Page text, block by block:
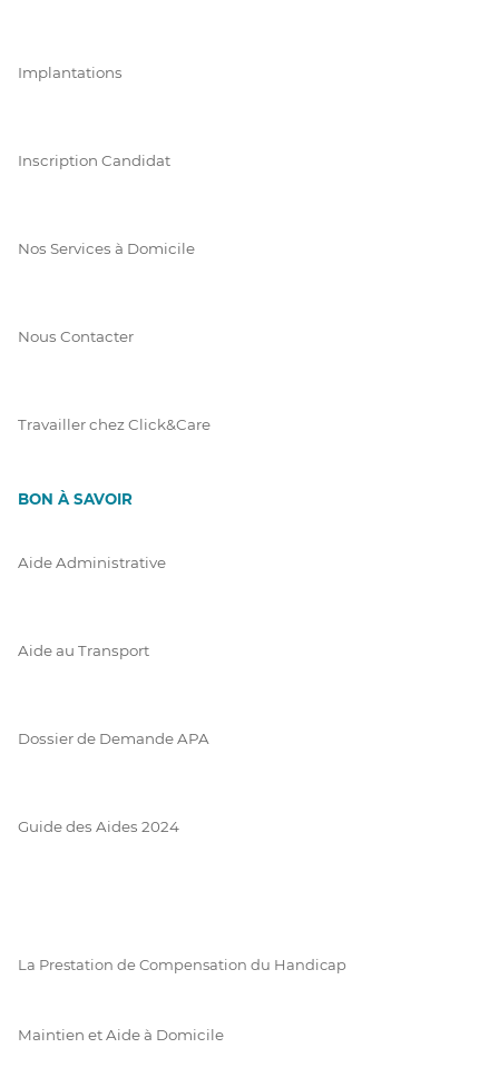
Implantations
Inscription Candidat
Nos Services à Domicile
Nous Contacter
Travailler chez Click&Care
BON À SAVOIR
Aide Administrative
Aide au Transport
Dossier de Demande APA
Guide des Aides 2024
La Prestation de Compensation du Handicap
Maintien et Aide à Domicile